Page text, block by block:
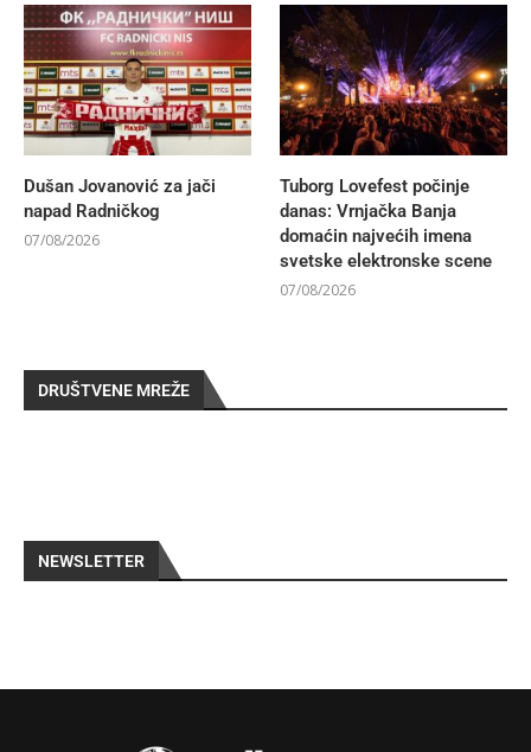
Dušan Jovanović za jači
napad Radničkog
07/08/2026
Tuborg Lovefest počinje
danas: Vrnjačka Banja
domaćin najvećih imena
svetske elektronske scene
07/08/2026
DRUŠTVENE MREŽE
NEWSLETTER